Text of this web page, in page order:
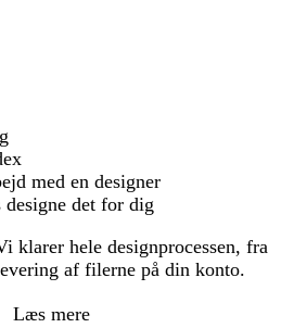
med en designer
designe det for dig
klarer hele designprocessen, fra
af filerne på din konto.
Læs mere